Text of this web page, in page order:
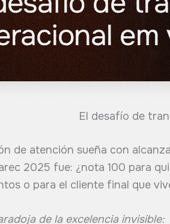
El desafío de
de atención sueña con
2025 fue: ¿nota 100 para
o para el cliente final que
de la excelencia invisible: